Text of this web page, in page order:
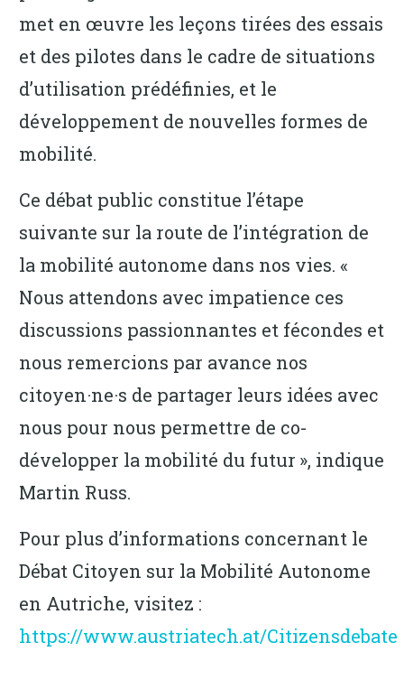
met en œuvre les leçons tirées des essais
et des pilotes dans le cadre de situations
d’utilisation prédéfinies, et le
développement de nouvelles formes de
mobilité.
Ce débat public constitue l’étape
suivante sur la route de l’intégration de
la mobilité autonome dans nos vies. «
Nous attendons avec impatience ces
discussions passionnantes et fécondes et
nous remercions par avance nos
citoyen·ne·s de partager leurs idées avec
nous pour nous permettre de co-
développer la mobilité du futur », indique
Martin Russ.
Pour plus d’informations concernant le
Débat Citoyen sur la Mobilité Autonome
en Autriche, visitez :
https://www.austriatech.at/Citizensdebate